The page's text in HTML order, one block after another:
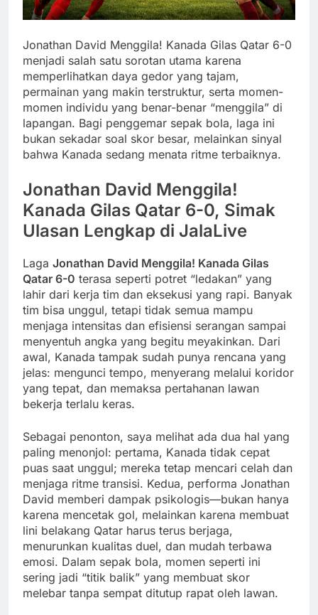
Jonathan David Menggila! Kanada Gilas Qatar 6-0
menjadi salah satu sorotan utama karena
memperlihatkan daya gedor yang tajam,
permainan yang makin terstruktur, serta momen-
momen individu yang benar-benar “menggila” di
lapangan. Bagi penggemar sepak bola, laga ini
bukan sekadar soal skor besar, melainkan sinyal
bahwa Kanada sedang menata ritme terbaiknya.
Jonathan David Menggila!
Kanada Gilas Qatar 6-0, Simak
Ulasan Lengkap di JalaLive
Laga Jonathan David Menggila! Kanada Gilas
Qatar 6-0 terasa seperti potret “ledakan” yang
lahir dari kerja tim dan eksekusi yang rapi. Banyak
tim bisa unggul, tetapi tidak semua mampu
menjaga intensitas dan efisiensi serangan sampai
menyentuh angka yang begitu meyakinkan. Dari
awal, Kanada tampak sudah punya rencana yang
jelas: mengunci tempo, menyerang melalui koridor
yang tepat, dan memaksa pertahanan lawan
bekerja terlalu keras.
Sebagai penonton, saya melihat ada dua hal yang
paling menonjol: pertama, Kanada tidak cepat
puas saat unggul; mereka tetap mencari celah dan
menjaga ritme transisi. Kedua, performa Jonathan
David memberi dampak psikologis—bukan hanya
karena mencetak gol, melainkan karena membuat
lini belakang Qatar harus terus berjaga,
menurunkan kualitas duel, dan mudah terbawa
emosi. Dalam sepak bola, momen seperti ini
sering jadi “titik balik” yang membuat skor
melebar tanpa sempat ditutup rapat oleh lawan.